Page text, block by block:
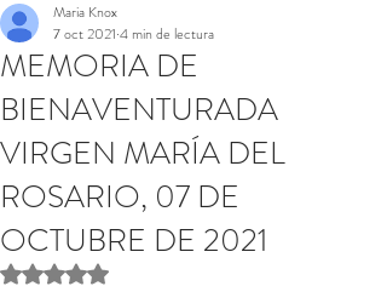
MEMORIA DE
BIENAVENTURADA
VIRGEN MARÍA DEL
ROSARIO, 07 DE
OCTUBRE DE 2021
Maria Knox
7 oct 2021 4 min de lectura
Obtuvo NaN de 5 estrellas.